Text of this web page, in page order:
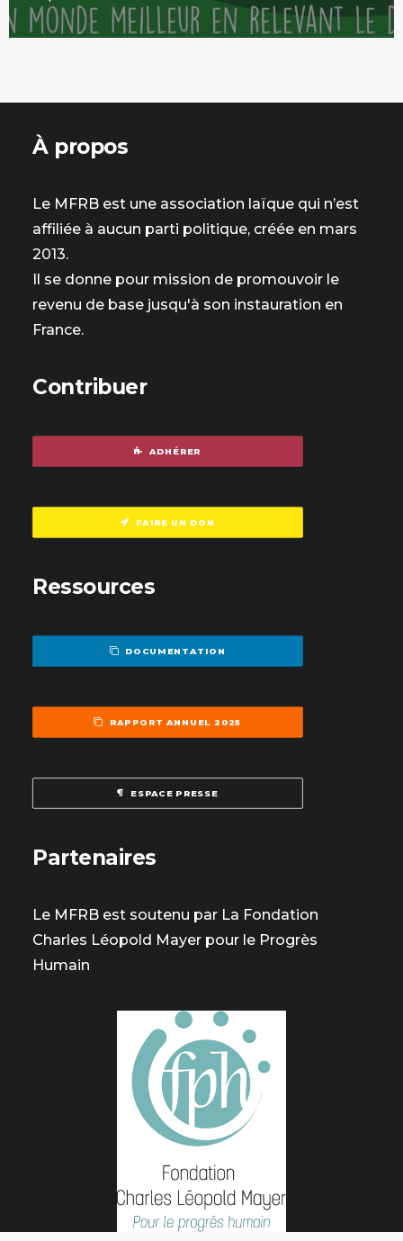
À propos
Le MFRB est une association laïque qui n’est
affiliée à aucun parti politique, créée en mars
2013.
Il se donne pour mission de promouvoir le
revenu de base jusqu'à son instauration en
France.
Contribuer
ADHÉRER
FAIRE UN DON
Ressources
DOCUMENTATION
RAPPORT ANNUEL 2025
ESPACE PRESSE
Partenaires
Le MFRB est soutenu par La Fondation
Charles Léopold Mayer pour le Progrès
Humain